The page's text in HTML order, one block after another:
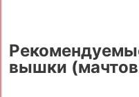
вышки